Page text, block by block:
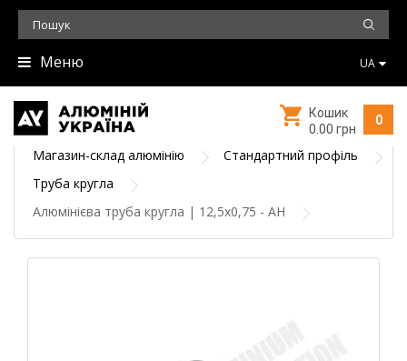
Меню UA
0
Кошик
0.00 грн
Магазин-склад алюмінію
Стандартний профіль
Труба кругла
Алюмінієва труба кругла | 12,5х0,75 - АН